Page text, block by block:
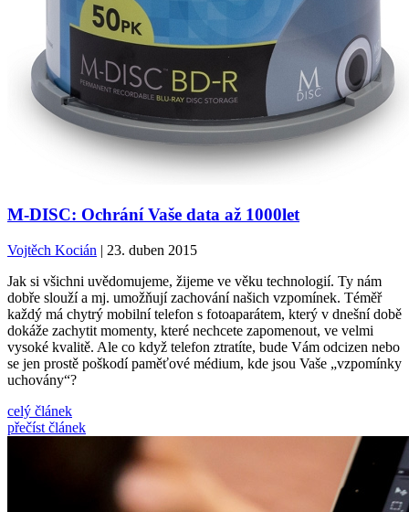
M-DISC: Ochrání Vaše data až 1000let
Vojtěch Kocián | 23. duben 2015
Jak si všichni uvědomujeme, žijeme ve věku technologií. Ty nám
dobře slouží a mj. umožňují zachování našich vzpomínek. Téměř
každý má chytrý mobilní telefon s fotoaparátem, který v dnešní době
dokáže zachytit momenty, které nechcete zapomenout, ve velmi
vysoké kvalitě. Ale co když telefon ztratíte, bude Vám odcizen nebo
se jen prostě poškodí paměťové médium, kde jsou Vaše „vzpomínky
uchovány“?
celý článek
přečíst článek